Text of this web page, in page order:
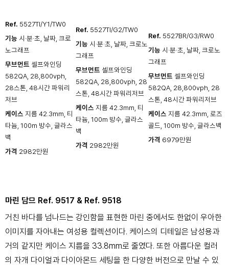
Ref. 5527TI/Y1/TW0
기능 시·분·초, 날짜, 크로
노그래프
무브먼트 셀프와인딩
582QA, 28,800vph,
28스톤, 48시간 파워리
저브
케이스 지름 42.3mm, 티
타늄, 100m 방수, 글라스
백
가격 2982만원
Ref. 5527TI/G2/TW0
기능 시·분·초, 날짜, 크로노
그래프
무브먼트 셀프와인딩
582QA, 28,800vph, 28
스톤, 48시간 파워리저브
케이스 지름 42.3mm, 티
타늄, 100m 방수, 글라스
백
가격 2982만원
Ref. 5527BR/G3/RW0
기능 시·분·초, 날짜, 크로노
그래프
무브먼트 셀프와인딩
582QA, 28,800vph, 28
스톤, 48시간 파워리저브
케이스 지름 42.3mm, 로즈
골드, 100m 방수, 글라스백
가격 6979만원
마린 담므 Ref. 9517 & Ref. 9518
거친 바다를 넘나드는 강인함을 표현한 마린 중에서도 한없이 우아한
이미지를 자아내는 여성용 컬렉션이다. 케이스의 디테일은 남성용과
거의 같지만 케이스 지름을 33.8mm로 줄였다. 또한 아름다운 컬러
의 자개 다이얼과 다이아몬드 세팅을 한 다양한 버전으로 만날 수 있